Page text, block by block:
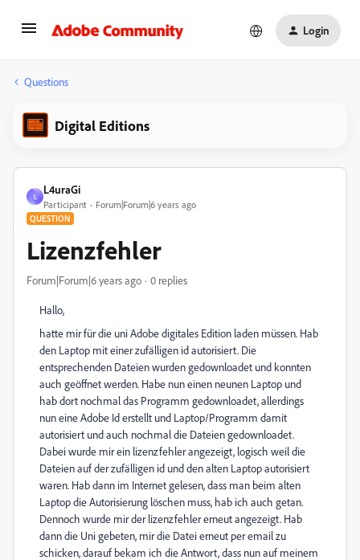
Login
Questions
Digital Editions
L
L4uraGi
Participant Forum|Forum|6 years ago
QUESTION
Lizenzfehler
Forum|Forum|6 years ago 0 replies
Hallo,
hatte mir für die uni Adobe digitales Edition laden müssen. Hab
den Laptop mit einer zufälligen id autorisiert. Die
entsprechenden Dateien wurden gedownloadet und konnten
auch geöffnet werden. Habe nun einen neunen Laptop und
hab dort nochmal das Programm gedownloadet, allerdings
nun eine Adobe Id erstellt und Laptop/Programm damit
autorisiert und auch nochmal die Dateien gedownloadet.
Dabei wurde mir ein lizenzfehler angezeigt, logisch weil die
Dateien auf der zufälligen id und den alten Laptop autorisiert
waren. Hab dann im Internet gelesen, dass man beim alten
Laptop die Autorisierung löschen muss, hab ich auch getan.
Dennoch wurde mir der lizenzfehler erneut angezeigt. Hab
dann die Uni gebeten, mir die Datei erneut per email zu
schicken, darauf bekam ich die Antwort, dass nun auf meinem